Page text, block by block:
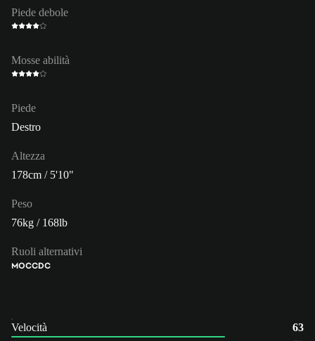
Piede debole
Mosse abilità
Piede
Destro
Altezza
178cm / 5'10"
Peso
76kg / 168lb
Ruoli alternativi
MOCCDC
Velocità
63